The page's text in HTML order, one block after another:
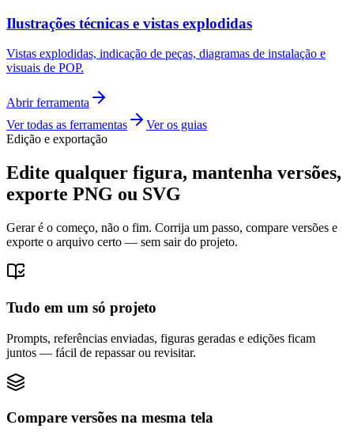
Ilustrações técnicas e vistas explodidas
Vistas explodidas, indicação de peças, diagramas de instalação e
visuais de POP.
Abrir ferramenta
Ver todas as ferramentas
Ver os guias
Edição e exportação
Edite qualquer figura, mantenha versões,
exporte PNG ou SVG
Gerar é o começo, não o fim. Corrija um passo, compare versões e
exporte o arquivo certo — sem sair do projeto.
Tudo em um só projeto
Prompts, referências enviadas, figuras geradas e edições ficam
juntos — fácil de repassar ou revisitar.
Compare versões na mesma tela